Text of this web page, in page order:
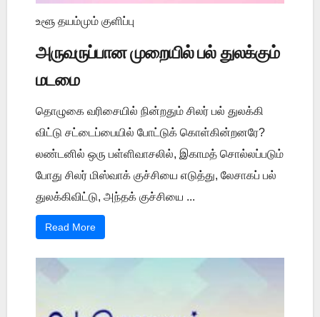
உளூ தயம்மும் குளிப்பு
அருவருப்பான முறையில் பல் துலக்கும்
மடமை
தொழுகை வரிசையில் நின்றதும் சிலர் பல் துலக்கி
விட்டு சட்டைப்பையில் போட்டுக் கொள்கின்றனரே?
லண்டனில் ஒரு பள்ளிவாசலில், இகாமத் சொல்லப்படும்
போது சிலர் மிஸ்வாக் குச்சியை எடுத்து, லேசாகப் பல்
துலக்கிவிட்டு, அந்தக் குச்சியை ...
Read More